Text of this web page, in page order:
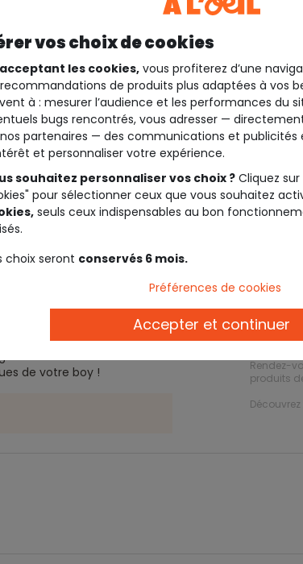
Description
: on adore ce pantalon en
et les bas de manches se
de votre boy !
Ref.
Rendez-
produits
vos choix de cookies
acceptant les cookies, vous profiterez d’une
de produits plus adaptées à vos
à : mesurer l’audience et les performances du
bugs rencontrés, vous adresser —
partenaires — des communications et publicités
et personnaliser votre expérience.
souhaitez personnaliser vos choix ? Cliquez
pour sélectionner ceux que vous souhaitez
seuls ceux indispensables au bon
choix seront conservés 6 mois.
Préférences de cookies
Accepter et continuer